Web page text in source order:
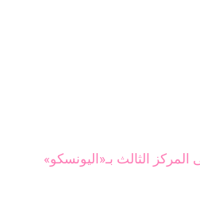
الثالث بـ«اليونسكو»